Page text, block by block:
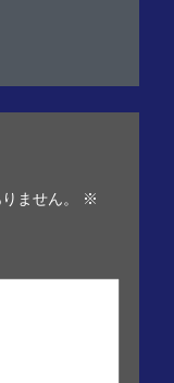
ません。
※